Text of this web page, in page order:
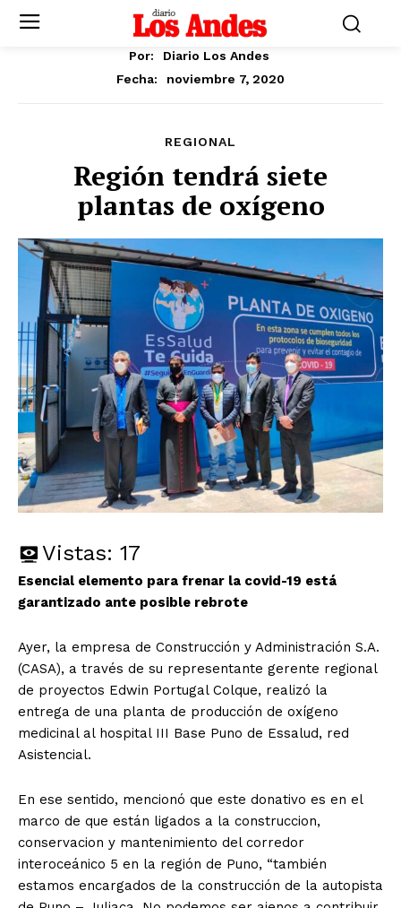
Por:
Diario Los Andes
Fecha:
noviembre 7, 2020
REGIONAL
Región tendrá siete
plantas de oxígeno
Vistas: 17
Esencial elemento para frenar la covid-19 está
garantizado ante posible rebrote
Ayer, la empresa de Construcción y Administración S.A.
(CASA), a través de su representante gerente regional
de proyectos Edwin Portugal Colque, realizó la
entrega de una planta de producción de oxígeno
medicinal al hospital III Base Puno de Essalud, red
Asistencial.
En ese sentido, mencionó que este donativo es en el
marco de que están ligados a la construccion,
conservacion y mantenimiento del corredor
interoceánico 5 en la región de Puno, “también
estamos encargados de la construcción de la autopista